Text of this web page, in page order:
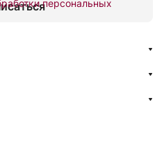
персональных